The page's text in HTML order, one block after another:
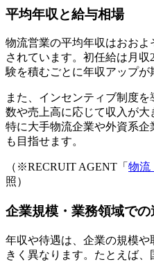
平均年収と給与相場
物流営業の平均年収はおお
されています。初任給は月
験を積むごとに年収アップが
また、インセンティブ制度
数や売上高に応じて収入が大
特に大手物流企業や外資系企
も目指せます。
（※RECRUIT AGENT「 物流
照）
企業規模・業務領域での
年収や待遇は、企業の規模
きく異なります。たとえば